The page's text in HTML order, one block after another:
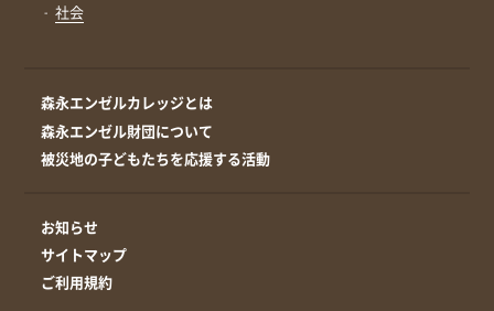
社会
森永エンゼルカレッジとは
森永エンゼル財団について
被災地の子どもたちを応援する活動
お知らせ
サイトマップ
ご利用規約